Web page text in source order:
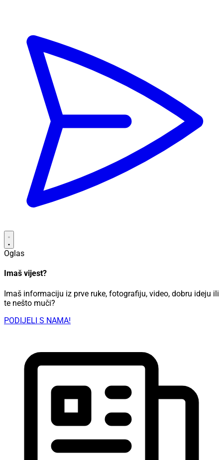
Oglas
Imaš vijest?
Imaš informaciju iz prve ruke, fotografiju, video, dobru ideju ili
te nešto muči?
PODIJELI S NAMA!